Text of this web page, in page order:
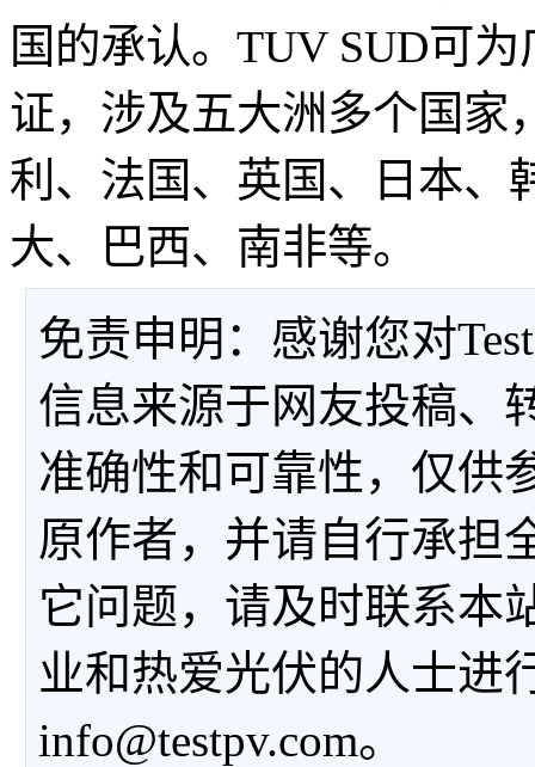
国的承认。TUV SUD可
证，涉及五大洲多个国家
利、法国、英国、日本、
大、巴西、南非等。
免责申明：感谢您对
信息来源于网友投稿、
准确性和可靠性，仅供
原作者，并请自行承担
它问题，请及时联系本
业和热爱光伏的人士进
info@testpv.com。